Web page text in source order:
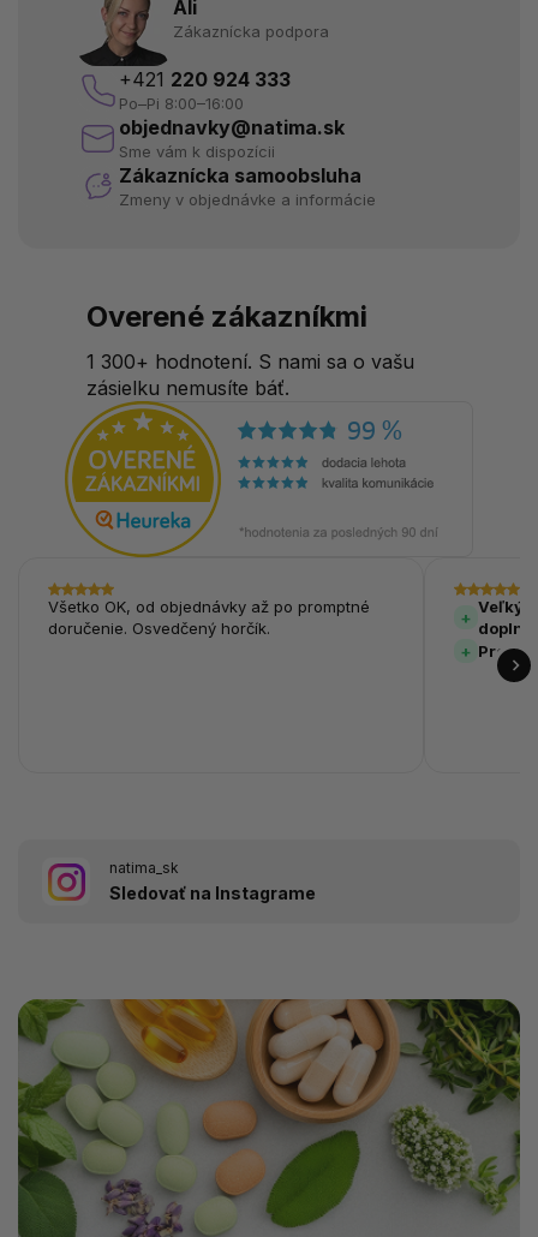
Ali
Zákaznícka podpora
+421 220 924 333
Po–Pi 8:00–16:00
objednavky@natima.sk
Sme vám k dispozícii
Zákaznícka samoobsluha
Zmeny v objednávke a informácie
Overené zákazníkmi
1 300+ hodnotení. S nami sa o vašu
zásielku nemusíte báť.
Všetko OK, od objednávky až po promptné
doručenie. Osvedčený horčík.
Veľký
natima_sk
Sledovať na Instagrame